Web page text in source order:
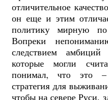
отличительное
он еще и этим
политику мирную
Вопреки
следствием
которые могли
понимал, что это –
стратегия для
чтобы на севере Руси,